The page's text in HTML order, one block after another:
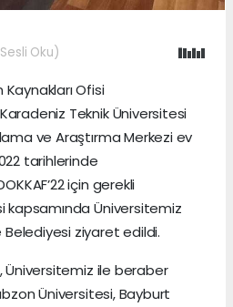
Oku)
Kaynakları Ofisi
Teknik Üniversitesi
ve Araştırma Merkezi ev
tarihlerinde
için gerekli
kapsamında Üniversitemiz
ziyaret edildi.
Üniversitemiz ile beraber
Üniversitesi, Bayburt